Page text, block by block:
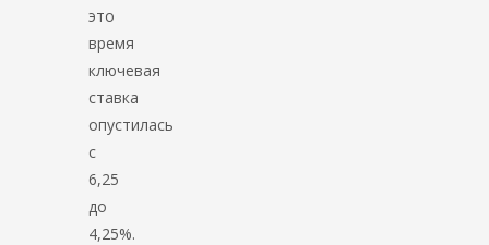
это
время
ключевая
ставка
опустилась
с
6,25
до
4,25%.